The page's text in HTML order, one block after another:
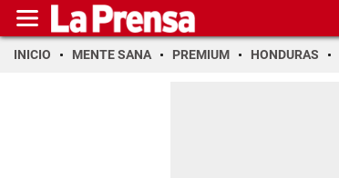
INICIO MENTE SANA PREMIUM HONDURAS